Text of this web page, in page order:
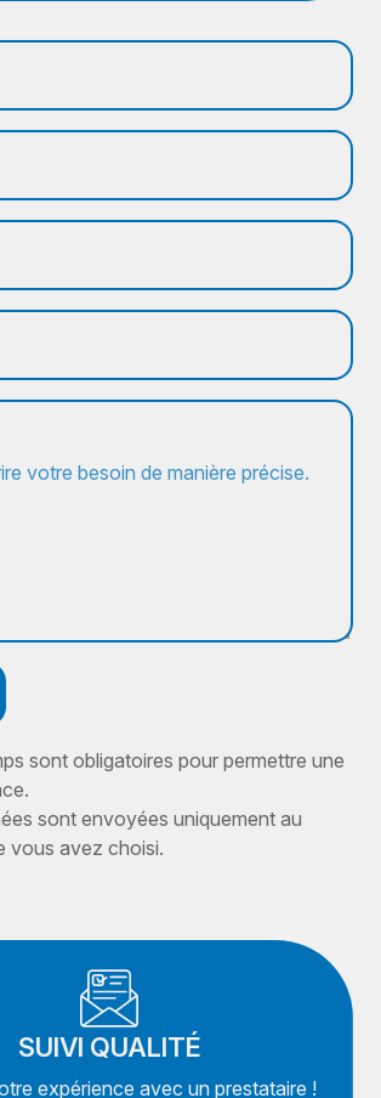
sont obligatoires pour permettre une
sont envoyées uniquement au
vous avez choisi.
SUIVI QUALITÉ
expérience avec un prestataire !